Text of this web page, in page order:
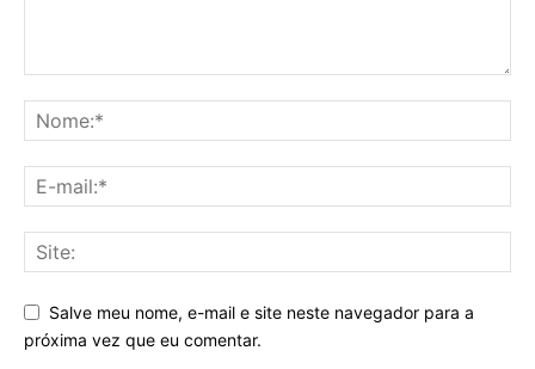
Salve meu nome, e-mail e site neste navegador para a
próxima vez que eu comentar.